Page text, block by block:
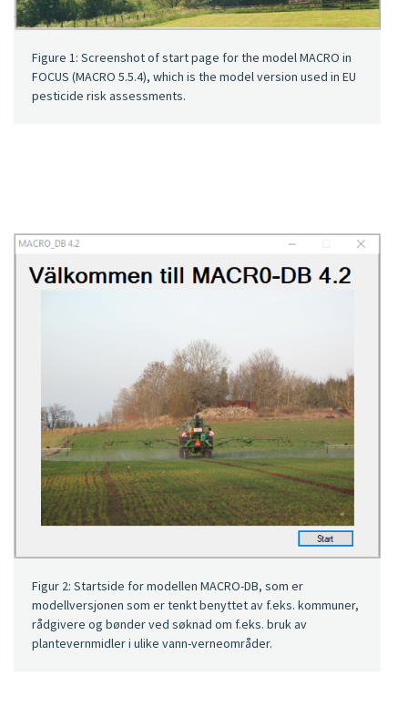
Figure 1: Screenshot of start page for the model MACRO in
FOCUS (MACRO 5.5.4), which is the model version used in EU
pesticide risk assessments.
Figur 2: Startside for modellen MACRO-DB, som er
modellversjonen som er tenkt benyttet av f.eks. kommuner,
rådgivere og bønder ved søknad om f.eks. bruk av
plantevernmidler i ulike vann-verneområder.